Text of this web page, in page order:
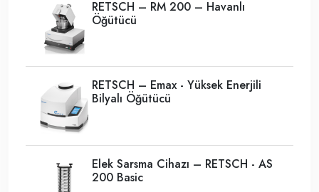
RETSCH – RM 200 – Havanlı
Öğütücü
RETSCH – Emax - Yüksek Enerjili
Bilyalı Öğütücü
Elek Sarsma Cihazı – RETSCH - AS
200 Basic